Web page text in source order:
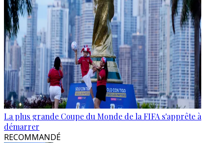
La plus grande Coupe du Monde de la FIFA s'apprête à
démarrer
RECOMMANDÉ